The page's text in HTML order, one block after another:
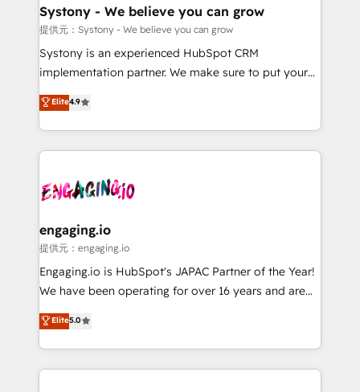
Agent Creation 🔄 Custom Integrations & Data
Migration Why 1406 We become part of your team.
Your team learns while we build. We fix what others
broke. Built for mid-market reality—practical
constraints. By the Numbers 🏆 Top 1% of all
HubSpot partners 🔄 Top 5% globally in client
and sales ops at mid-market companies ready to
move beyond spreadsheets into unified systems
Systony - We believe you can grow
提供元：Systony - We believe you can grow
Systony is an experienced HubSpot CRM
implementation partner. We make sure to put your
organization's needs and goals first and think along
with your organization. We are only satisfied once
you are too. Why Systony? - 20+ years of
experience with CRM, Marketing, Sales & Service
Own back-end developers - Complex data
View, SuperOffice) - Custom integrations (e.g. MS
Business Central, Navision, AX, SAP, Exact, AFAS) We
focus on growing B2B companies in the SME sector
such as manufacturing, SaaS, business services and
partner, we know how important user adoption is.
That's why we have developed a step-by-step
Elite4.9
engaging.io
提供元：engaging.io
Engaging.io is HubSpot's JAPAC Partner of the Year!
We have been operating for over 16 years and are
one of HubSpot's most experienced and technically
capable Agency Partners globally. We specialise in
complex CRM migrations, implementations,
integrations, custom CMS portal development,
Elite5.0